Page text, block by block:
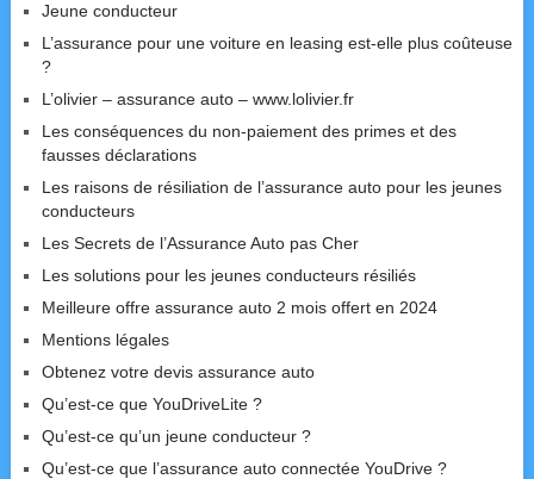
Jeune conducteur
L’assurance pour une voiture en leasing est-elle plus coûteuse
?
L’olivier – assurance auto – www.lolivier.fr
Les conséquences du non-paiement des primes et des
fausses déclarations
Les raisons de résiliation de l’assurance auto pour les jeunes
conducteurs
Les Secrets de l’Assurance Auto pas Cher
Les solutions pour les jeunes conducteurs résiliés
Meilleure offre assurance auto 2 mois offert en 2024
Mentions légales
Obtenez votre devis assurance auto
Qu’est-ce que YouDriveLite ?
Qu’est-ce qu’un jeune conducteur ?
Qu’est-ce que l’assurance auto connectée YouDrive ?